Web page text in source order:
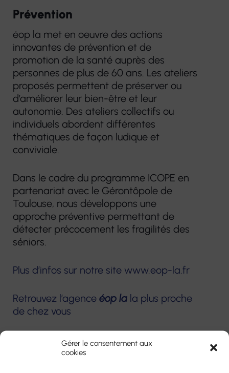
Gérer le consentement aux
cookies
Prévention
éop la met en oeuvre des actions
innovantes de prévention et de
promotion de la santé auprès des
personnes de plus de 60 ans. Les ateliers
proposés permettent de préserver ou
d’améliorer leur bien-être et leur
autonomie. Des ateliers collectifs ou
individuels abordent différentes
thématiques de façon ludique et
conviviale.
Dans le cadre du programme ICOPE en
partenariat avec le Gérontôpole de
Toulouse, nous développons une
approche préventive permettant de
détecter précocement les fragilités des
séniors.
Plus d’infos sur notre site www.eop-la.fr
Retrouvez l’agence éop la la plus proche
de chez vous